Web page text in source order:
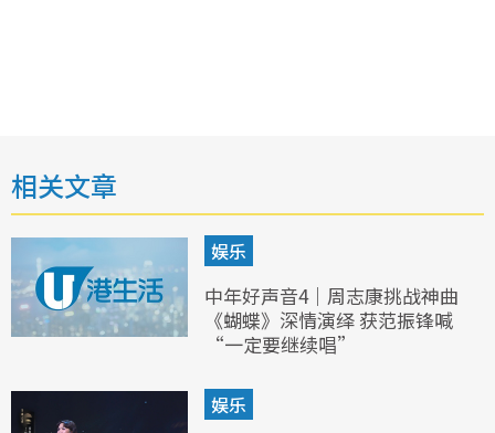
相关文章
娱乐
中年好声音4｜周志康挑战神曲
《蝴蝶》深情演绎 获范振锋喊
“一定要继续唱”
娱乐